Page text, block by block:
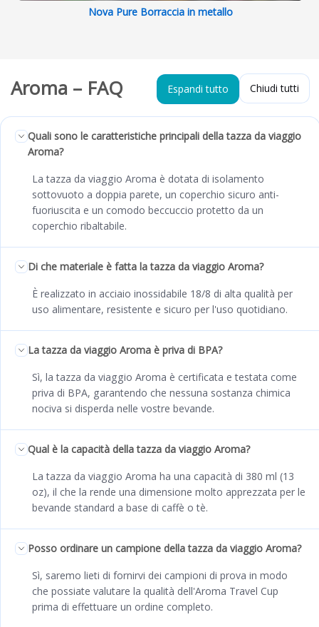
Nova Pure Borraccia in metallo
Aroma – FAQ Espandi tutto Chiudi tutti
Quali sono le caratteristiche principali della tazza da viaggio
Aroma?
La tazza da viaggio Aroma è dotata di isolamento
sottovuoto a doppia parete, un coperchio sicuro anti-
fuoriuscita e un comodo beccuccio protetto da un
coperchio ribaltabile.
Di che materiale è fatta la tazza da viaggio Aroma?
È realizzato in acciaio inossidabile 18/8 di alta qualità per
uso alimentare, resistente e sicuro per l'uso quotidiano.
La tazza da viaggio Aroma è priva di BPA?
Sì, la tazza da viaggio Aroma è certificata e testata come
priva di BPA, garantendo che nessuna sostanza chimica
nociva si disperda nelle vostre bevande.
Qual è la capacità della tazza da viaggio Aroma?
La tazza da viaggio Aroma ha una capacità di 380 ml (13
oz), il che la rende una dimensione molto apprezzata per le
bevande standard a base di caffè o tè.
Posso ordinare un campione della tazza da viaggio Aroma?
Sì, saremo lieti di fornirvi dei campioni di prova in modo
che possiate valutare la qualità dell'Aroma Travel Cup
prima di effettuare un ordine completo.